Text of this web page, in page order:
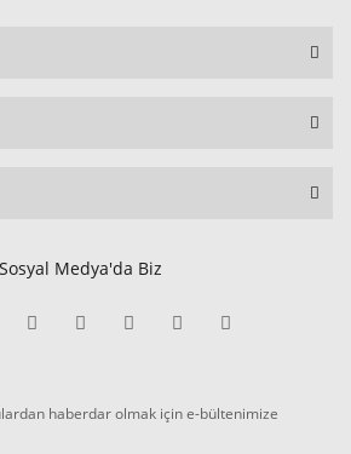
Sosyal Medya'da Biz
haberdar olmak için e-bültenimize